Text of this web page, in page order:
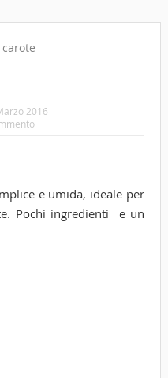
2016
e umida, ideale per
Pochi ingredienti e un